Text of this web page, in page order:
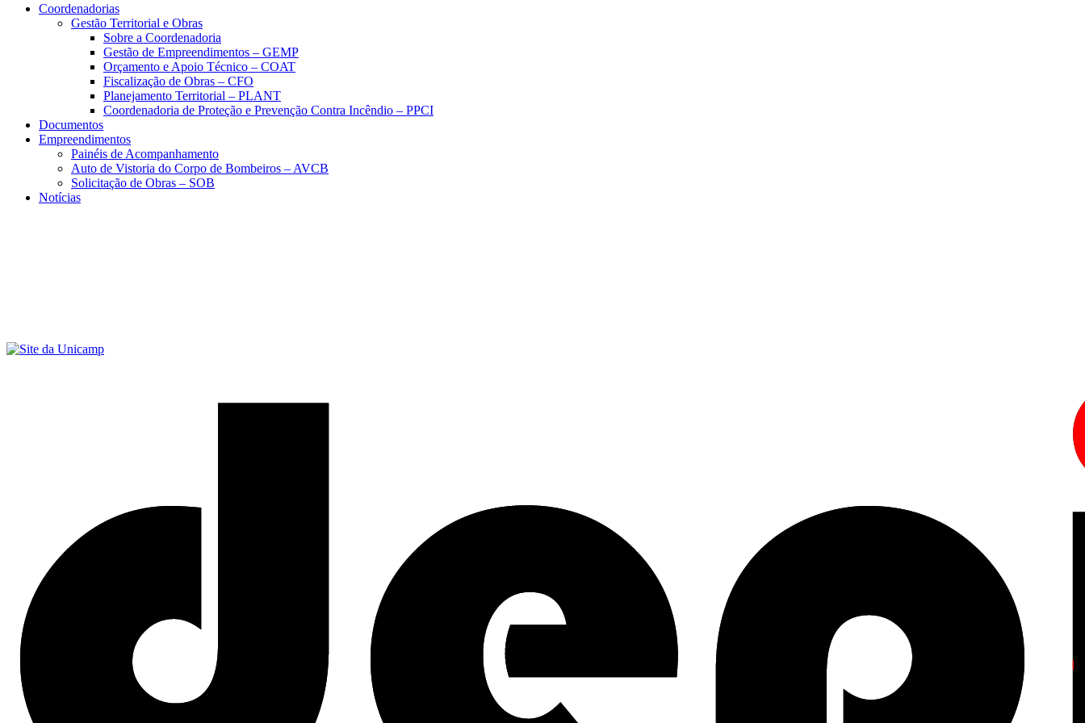
Coordenadorias
Gestão Territorial e Obras
Sobre a Coordenadoria
Gestão de Empreendimentos – GEMP
Orçamento e Apoio Técnico – COAT
Fiscalização de Obras – CFO
Planejamento Territorial – PLANT
Coordenadoria de Proteção e Prevenção Contra Incêndio – PPCI
Documentos
Empreendimentos
Painéis de Acompanhamento
Auto de Vistoria do Corpo de Bombeiros – AVCB
Solicitação de Obras – SOB
Notícias